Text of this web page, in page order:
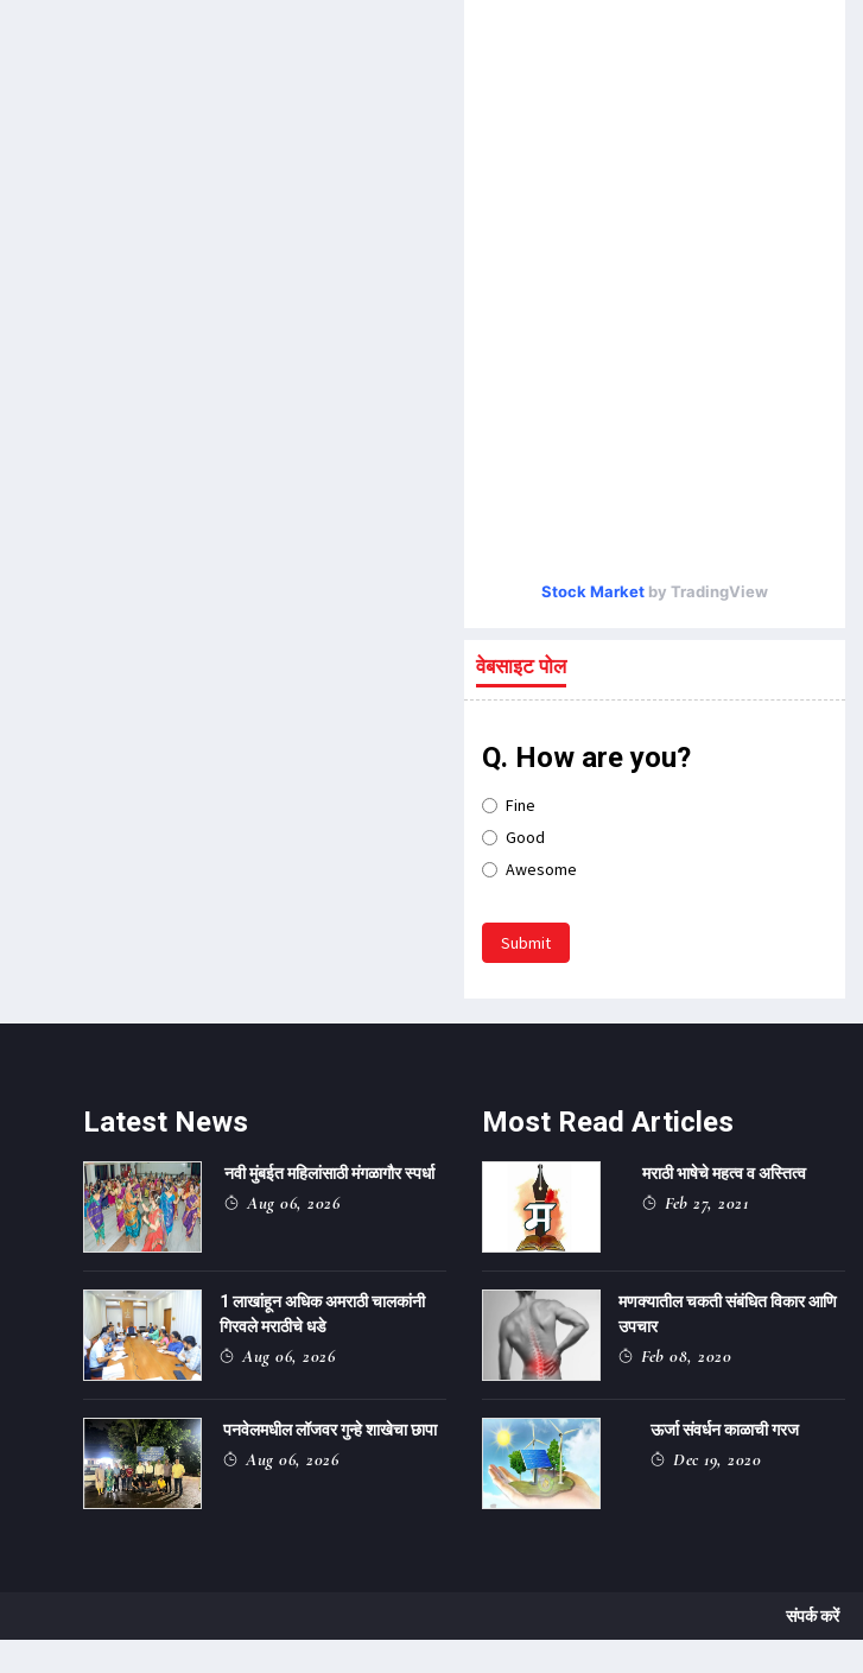
Stock Marketby TradingView
वेबसाइट पोल
Q. How are you?
Fine
Good
Awesome
Submit
Latest News
नवी मुंबईत महिलांसाठी मंगळागौर स्पर्धा
Aug 06, 2026
1 लाखांहून अधिक अमराठी चालकांनी
गिरवले मराठीचे धडे
Aug 06, 2026
पनवेलमधील लॉजवर गुन्हे शाखेचा छापा
Aug 06, 2026
Most Read Articles
मराठी भाषेचे महत्व व अस्तित्व
Feb 27, 2021
मणक्यातील चकती संबंधित विकार आणि
उपचार
Feb 08, 2020
ऊर्जा संवर्धन काळाची गरज
Dec 19, 2020
संपर्क करें